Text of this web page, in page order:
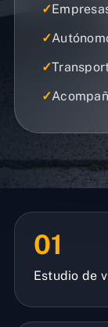
✓
✓
✓
✓
01
Estudio de